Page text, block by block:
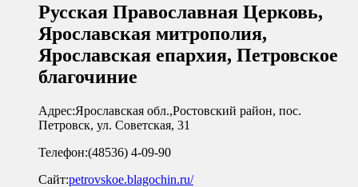
Русская Православная Церковь,
Ярославская митрополия,
Ярославская епархия, Петровское
благочиние
Адрес:Ярославская обл.,Ростовский район, пос.
Петровск, ул. Советская, 31
Телефон:(48536) 4-09-90
Сайт:petrovskoe.blagochin.ru/